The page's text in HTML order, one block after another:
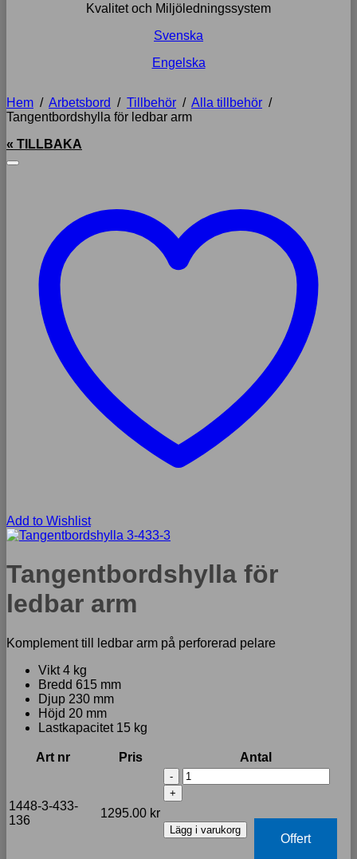
Kvalitet och Miljöledningssystem
Svenska
Engelska
Hem / Arbetsbord / Tillbehör / Alla tillbehör /
Tangentbordshylla för ledbar arm
« TILLBAKA
Add to Wishlist
Tangentbordshylla för
ledbar arm
Komplement till ledbar arm på perforerad pelare
Vikt 4 kg
Bredd 615 mm
Djup 230 mm
Höjd 20 mm
Lastkapacitet 15 kg
Art nr Pris Antal
1448-3-433-
136
1295.00 kr
Tangentbordshylla
för
ledbar
mängd
Lägg i varukorg
Offert